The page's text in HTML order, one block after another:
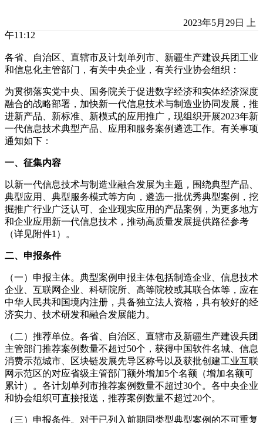
2023年5月29日 上
午11:12
各省、自治区、直辖市及计划单列市、新疆生产建设兵团工业
和信息化主管部门，有关中央企业，有关行业协会组织：
为贯彻落实党中央、国务院关于促进数字经济和实体经济深度
融合的战略部署，加快新一代信息技术与制造业协同发展，推
进新产品、新标准、新模式的应用推广，现组织开展2023年新
一代信息技术典型产品、应用和服务案例遴选工作。有关事项
通知如下：
一、征集内容
以新一代信息技术与制造业融合发展为主题，围绕典型产品、
典型应用、典型服务模式等方向，遴选一批优秀典型案例，挖
掘推广行业广泛认可、企业现实应用的产品案例，为更多地方
和企业应用新一代信息技术，推动高质量发展提供路径参考
（详见附件1）。
二、申报条件
（一）申报主体。典型案例申报主体包括制造企业、信息技术
企业、互联网企业、科研院所、高等院校或其联合体等，应在
中华人民共和国境内注册，具备独立法人资格，具有较好的经
济实力、技术研发和融合发展能力。
（二）推荐单位。各省、自治区、直辖市及新疆生产建设兵团
主管部门推荐案例数量不超过50个，获得中国软件名城、信息
消费示范城市、区块链发展先导区称号以及获批创建工业互联
网示范区的对应省级主管部门额外增加5个名额（增加名额可
累计）。各计划单列市推荐案例数量不超过30个。各中央企业
和协会组织可直接报送，推荐案例数量不超过20个。
（三）申报条件。对于已列入前期同类型典型案例的不可重复